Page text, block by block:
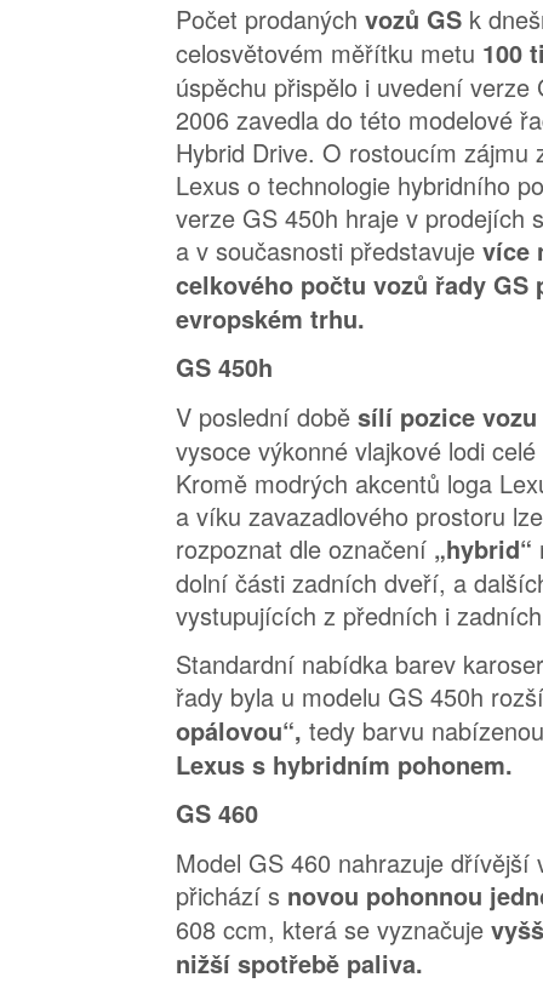
Počet prodaných vozů GS k
celosvětovém měřítku metu 100
úspěchu přispělo i uvedení
2006 zavedla do této modelové
Hybrid Drive. O rostoucím zájmu
Lexus o technologie hybridního
verze GS 450h hraje v prodejích
a v současnosti představuje více
celkového počtu vozů řady GS
evropském trhu.
GS 450h
V poslední době sílí pozice
vysoce výkonné vlajkové lodi
Kromě modrých akcentů loga
a víku zavazadlového prostoru
rozpoznat dle označení „hybrid“
dolní části zadních dveří, a
vystupujících z předních i
Standardní nabídka barev
řady byla u modelu GS 450h
opálovou“, tedy barvu
Lexus s hybridním pohonem.
GS 460
Model GS 460 nahrazuje dřívější
přichází s novou pohonnou
608 ccm, která se vyznačuje
nižší spotřebě paliva.